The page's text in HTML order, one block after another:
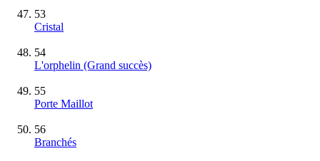
53
Cristal
54
L'orphelin (Grand succès)
55
Porte Maillot
56
Branchés